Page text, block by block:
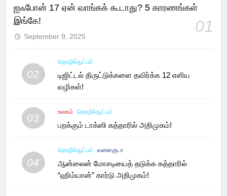
ஐஃபோன் 17 ஏன் வாங்கக் கூடாது? 5 காரணங்கள்
இங்கே!
01
September 9, 2025
02
தொழில்நுட்பம்
டிஜிட்டல் திருட்டுக்களை தவிர்க்க 12 எளிய
வழிகள்!
03
உலகம் தொழில்நுட்பம்
பறக்கும் டாக்ஸி கத்தாரில் அறிமுகம்!
04
தொழில்நுட்பம் வளைகுடா
ஆன்லைன் மோசடியைத் தடுக்க கத்தாரில்
“ஹிம்யான்” கார்டு அறிமுகம்!